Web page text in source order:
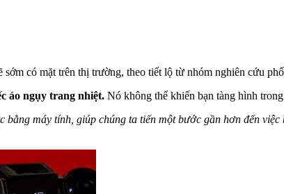
sớm có mặt trên thị trường, theo tiết lộ từ nhóm nghiên cứu
áo ngụy trang nhiệt. Nó không thể khiến bạn tàng hình
máy tính, giúp chúng ta tiến một bước gần hơn đến